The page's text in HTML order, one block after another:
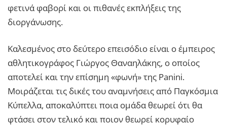
φετινά φαβορί και οι πιθανές εκπλήξεις της
διοργάνωσης.
Καλεσμένος στο δεύτερο επεισόδιο είναι ο έμπειρος
αθλητικογράφος Γιώργος Θαναηλάκης, ο οποίος
αποτελεί και την επίσημη «φωνή» της Panini.
Μοιράζεται τις δικές του αναμνήσεις από Παγκόσμια
Κύπελλα, αποκαλύπτει ποια ομάδα θεωρεί ότι θα
φτάσει στον τελικό και ποιον θεωρεί κορυφαίο